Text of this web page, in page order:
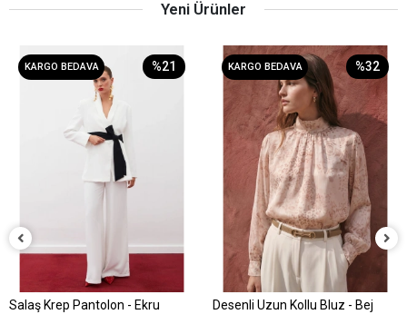
Yeni Ürünler
KARGO BEDAVA %21
Sepete Ekle
Salaş Krep Pantolon - Ekru
KARGO BEDAVA %32
Sepete Ekle
Desenli Uzun Kollu Bluz - Bej